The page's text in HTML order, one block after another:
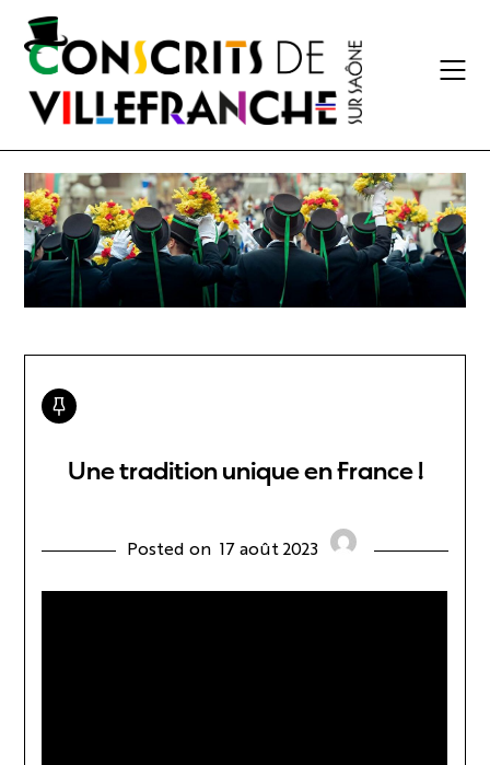
content
Une tradition unique en France !
Posted on 17 août 2023